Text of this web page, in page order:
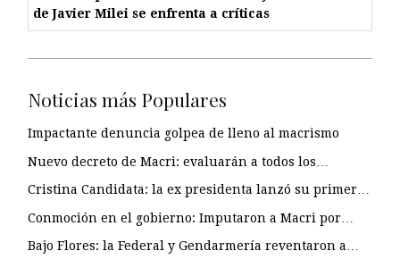
de Javier Milei se enfrenta a críticas
Noticias más Populares
Impactante denuncia golpea de lleno al macrismo
Nuevo decreto de Macri: evaluarán a todos los…
Cristina Candidata: la ex presidenta lanzó su primer…
Conmoción en el gobierno: Imputaron a Macri por…
Bajo Flores: la Federal y Gendarmería reventaron a…